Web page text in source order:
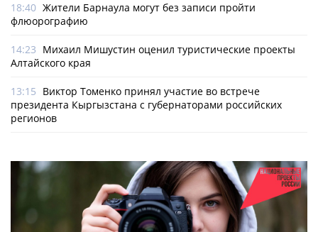
18:40 Жители Барнаула могут без записи пройти
флюорографию
14:23 Михаил Мишустин оценил туристические проекты
Алтайского края
13:15 Виктор Томенко принял участие во встрече
президента Кыргызстана с губернаторами российских
регионов